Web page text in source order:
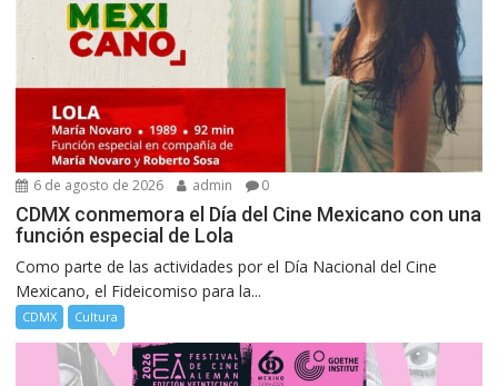
6 de agosto de 2026 admin 0
CDMX conmemora el Día del Cine Mexicano con una
función especial de Lola
Como parte de las actividades por el Día Nacional del Cine
Mexicano, el Fideicomiso para la...
CDMX Cultura